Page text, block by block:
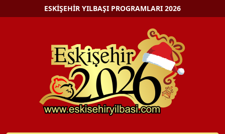
ESKIŞEHIR YILBAŞI PROGRAMLARI 2026